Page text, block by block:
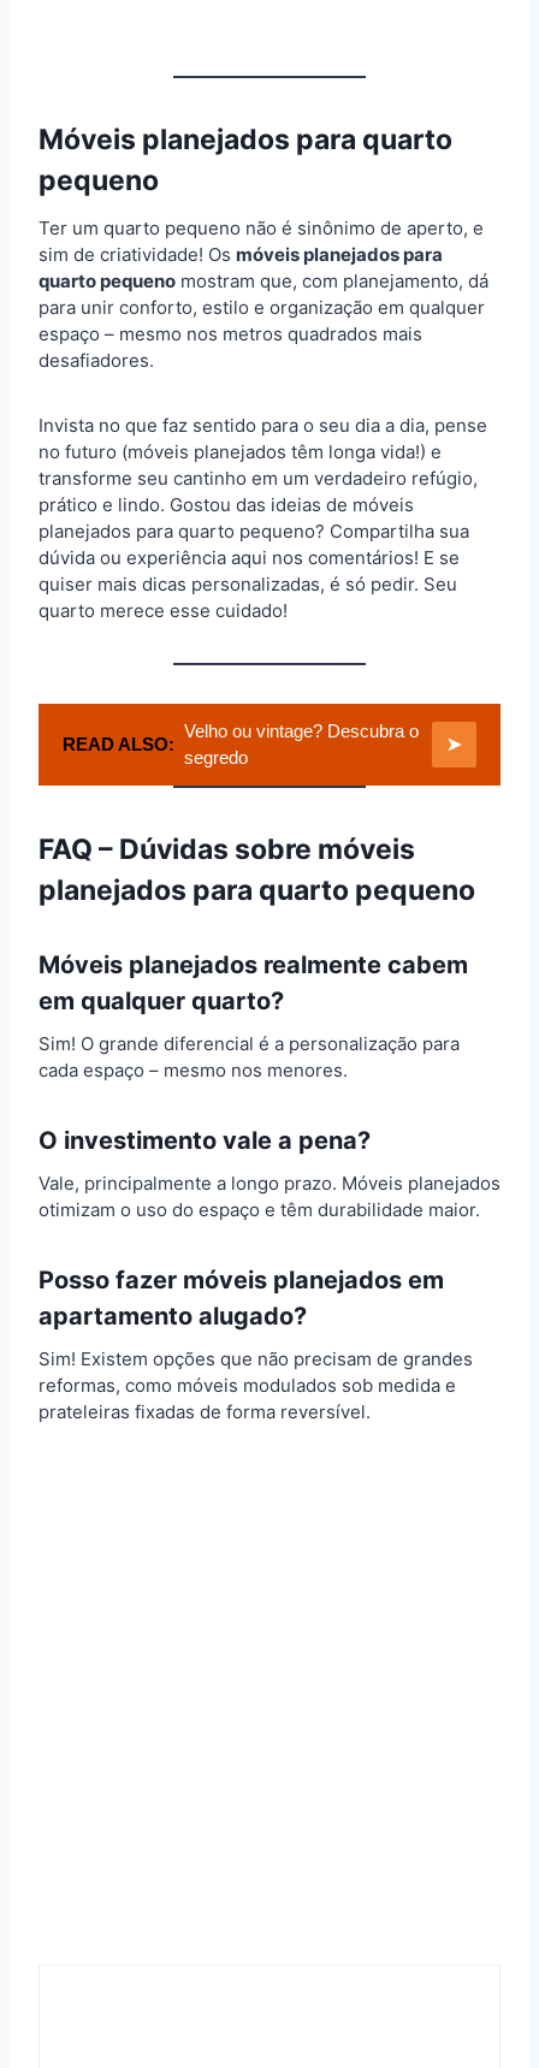
Móveis planejados para quarto
pequeno
Ter um quarto pequeno não é sinônimo de aperto, e
sim de criatividade! Os móveis planejados para
quarto pequeno mostram que, com planejamento, dá
para unir conforto, estilo e organização em qualquer
espaço – mesmo nos metros quadrados mais
desafiadores.
Invista no que faz sentido para o seu dia a dia, pense
no futuro (móveis planejados têm longa vida!) e
transforme seu cantinho em um verdadeiro refúgio,
prático e lindo. Gostou das ideias de móveis
planejados para quarto pequeno? Compartilha sua
dúvida ou experiência aqui nos comentários! E se
quiser mais dicas personalizadas, é só pedir. Seu
quarto merece esse cuidado!
READ ALSO:
Velho ou vintage? Descubra o
segredo
➤
FAQ – Dúvidas sobre móveis
planejados para quarto pequeno
Móveis planejados realmente cabem
em qualquer quarto?
Sim! O grande diferencial é a personalização para
cada espaço – mesmo nos menores.
O investimento vale a pena?
Vale, principalmente a longo prazo. Móveis planejados
otimizam o uso do espaço e têm durabilidade maior.
Posso fazer móveis planejados em
apartamento alugado?
Sim! Existem opções que não precisam de grandes
reformas, como móveis modulados sob medida e
prateleiras fixadas de forma reversível.